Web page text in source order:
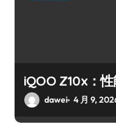
iQOO Z10x：
dawei 4 月 9,